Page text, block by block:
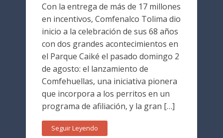
Con la entrega de más de 17 millones
en incentivos, Comfenalco Tolima dio
inicio a la celebración de sus 68 años
con dos grandes acontecimientos en
el Parque Caiké el pasado domingo 2
de agosto: el lanzamiento de
Comfehuellas, una iniciativa pionera
que incorpora a los perritos en un
programa de afiliación, y la gran […]
Seguir Leyendo